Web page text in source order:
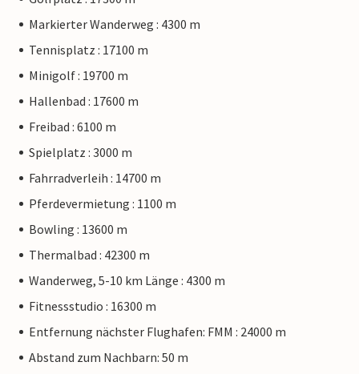
Markierter Wanderweg : 4300 m
Tennisplatz : 17100 m
Minigolf : 19700 m
Hallenbad : 17600 m
Freibad : 6100 m
Spielplatz : 3000 m
Fahrradverleih : 14700 m
Pferdevermietung : 1100 m
Bowling : 13600 m
Thermalbad : 42300 m
Wanderweg, 5-10 km Länge : 4300 m
Fitnessstudio : 16300 m
Entfernung nächster Flughafen: FMM : 24000 m
Abstand zum Nachbarn: 50 m